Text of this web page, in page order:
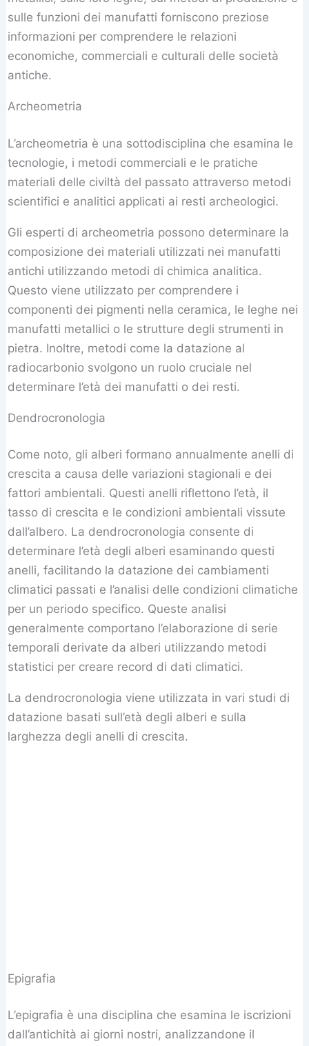
sulle funzioni dei manufatti forniscono preziose
informazioni per comprendere le relazioni
economiche, commerciali e culturali delle società
antiche.
Archeometria
L’archeometria è una sottodisciplina che esamina le
tecnologie, i metodi commerciali e le pratiche
materiali delle civiltà del passato attraverso metodi
scientifici e analitici applicati ai resti archeologici.
Gli esperti di archeometria possono determinare la
composizione dei materiali utilizzati nei manufatti
antichi utilizzando metodi di chimica analitica.
Questo viene utilizzato per comprendere i
componenti dei pigmenti nella ceramica, le leghe nei
manufatti metallici o le strutture degli strumenti in
pietra. Inoltre, metodi come la datazione al
radiocarbonio svolgono un ruolo cruciale nel
determinare l’età dei manufatti o dei resti.
Dendrocronologia
Come noto, gli alberi formano annualmente anelli di
crescita a causa delle variazioni stagionali e dei
fattori ambientali. Questi anelli riflettono l’età, il
tasso di crescita e le condizioni ambientali vissute
dall’albero. La dendrocronologia consente di
determinare l’età degli alberi esaminando questi
anelli, facilitando la datazione dei cambiamenti
climatici passati e l’analisi delle condizioni climatiche
per un periodo specifico. Queste analisi
generalmente comportano l’elaborazione di serie
temporali derivate da alberi utilizzando metodi
statistici per creare record di dati climatici.
La dendrocronologia viene utilizzata in vari studi di
datazione basati sull’età degli alberi e sulla
larghezza degli anelli di crescita.
Epigrafia
L’epigrafia è una disciplina che esamina le iscrizioni
dall’antichità ai giorni nostri, analizzandone il